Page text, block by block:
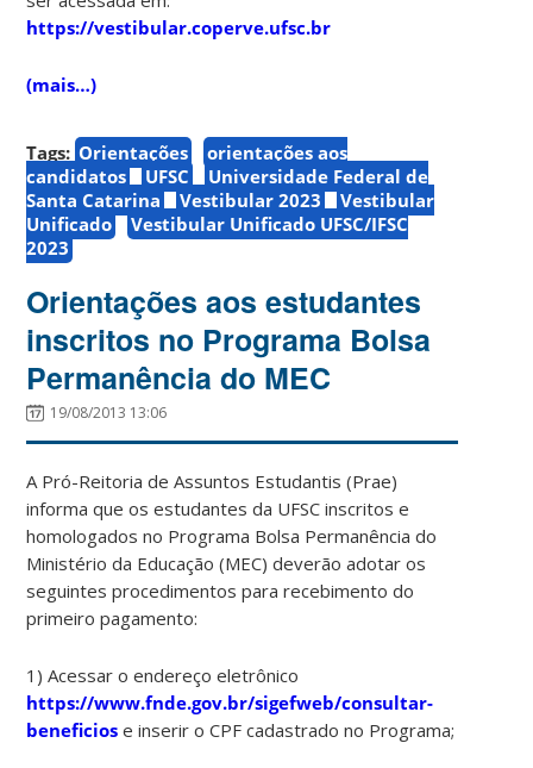
https://vestibular.coperve.ufsc.br
(mais…)
Tags: Orientações
orientações aos
candidatos
UFSC
Universidade Federal de
Santa Catarina
Vestibular 2023
Vestibular
Unificado
Vestibular Unificado UFSC/IFSC
2023
Orientações aos estudantes
inscritos no Programa Bolsa
Permanência do MEC
19/08/2013 13:06
A Pró-Reitoria de Assuntos Estudantis (Prae)
informa que os estudantes da UFSC inscritos e
homologados no Programa Bolsa Permanência do
Ministério da Educação (MEC) deverão adotar os
seguintes procedimentos para recebimento do
primeiro pagamento:
1) Acessar o endereço eletrônico
https://www.fnde.gov.br/sigefweb/consultar-
beneficios e inserir o CPF cadastrado no Programa;